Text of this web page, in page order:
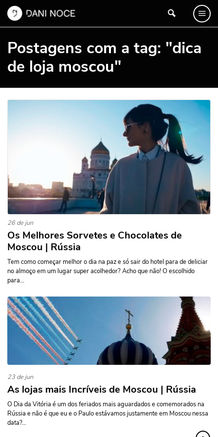
Postagens com a tag: "dica
de loja moscou"
26 de jun
Os Melhores Sorvetes e Chocolates de
Moscou | Rússia
Tem como começar melhor o dia na paz e só sair do hotel para de deliciar
no almoço em um lugar super acolhedor? Acho que não! O escolhido
para...
23 de jun
As lojas mais Incríveis de Moscou | Rússia
O Dia da Vitória é um dos feriados mais aguardados e comemorados na
Rússia e não é que eu e o Paulo estávamos justamente em Moscou nessa
data?...